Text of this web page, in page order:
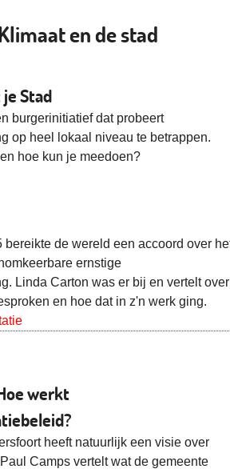
en de stad
Stad
burgerinitiatief dat probeert
op heel lokaal niveau te betrappen.
hoe kun je meedoen?
bereikte de wereld een accoord over
ernstige
Linda Carton was er bij en vertelt over
en hoe dat in z'n werk ging.
werkt
heeft natuurlijk een visie over
Camps vertelt wat de gemeente